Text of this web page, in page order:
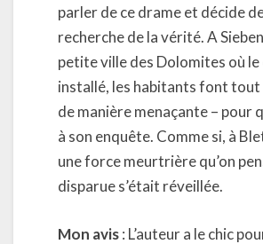
parler de ce drame et décide
recherche de la vérité. A
petite ville des Dolomites où le
installé, les habitants font tout
de manière menaçante – pour
à son enquête. Comme si, à
une force meurtrière qu’on
disparue s’était réveillée.
Mon avis: L’auteur a le chic